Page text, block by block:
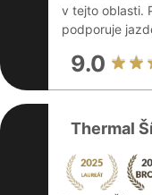
v tejto oblasti.
podporuje
9.0
Thermal